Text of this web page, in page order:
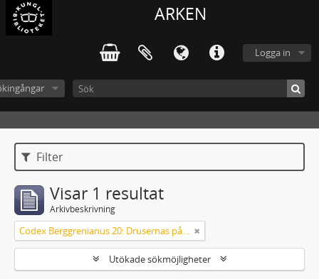
ARKEN
Logga in
Filter
Visar 1 resultat
Arkivbeskrivning
Codex Berggrenianus 20: Drusernas på Libanon heliga bok
Utökade sökmöjligheter